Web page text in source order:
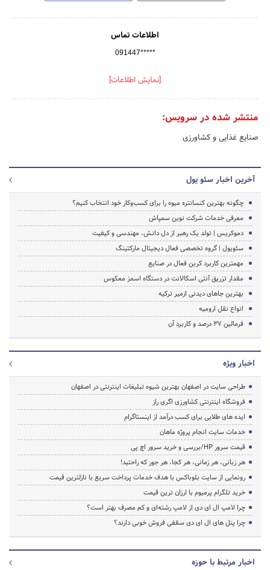
اطلاعات تماس
091447*****
[نمایش اطلاعات]
منتشر شده در سرویس:
صنایع غذایی و کشاورزی
آخرین اخبار سئو یول
چگونه بهترین کنسانتره میوه را برای کسب‌وکار خود انتخاب کنیم؟
معرفی خدمات شرکت نوین سمپاش
دموکریس | تولد یک رهبر از دل دانش، مهندسی و کیفیت
سئویول | گروه تخصصی فعال دیجیتال مارکتینگ
مهمترین کاربرد کربن فعال در صنایع
مقدار تزریق آنتی اسکالانت در دستگاه اسمز معکوس
بهترین جاهای دیدنی ازمیر ترکیه
انواع نقل ارومیه
فرمالین 37 درصد و کاربرد آن
اخبار ویژه
طراحی سایت در اصفهان بهترین شیوه تبلیغات اینترنتی در اصفهان
فروشگاه اینترنتی کشاورزی اگری راز
ایده های طلایی برای کسب درآمد از اینستاگرام
خدمات سایت انجام پروژه ماهان
قیمت سرور HP/بررسی و خرید سرور اچ پی
هر زبانی، هر زمانی، هر کجا، هر جور که راحتید!
رونمایی از سایت بلوباکس با هدف خدمات پرداخت سریع با نازلترین قیمت
خرید تلگرام پرمیوم با ارزان ترین قیمت
چرا لامپ ال ای دی از لامپ رشته‌ای و کم مصرف بهتر است؟
چرا پنل های ال ای دی سقفی فروش خوبی دارند؟
اخبار مرتبط با حوزه